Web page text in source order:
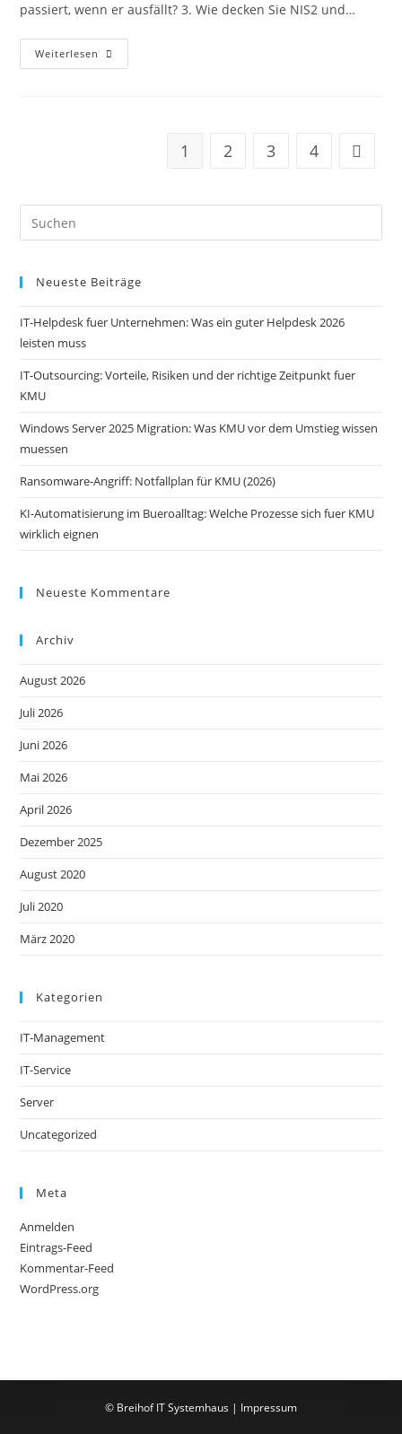
passiert, wenn er ausfällt? 3. Wie decken Sie NIS2 und…
Weiterlesen
1 2 3 4
Neueste Beiträge
IT-Helpdesk fuer Unternehmen: Was ein guter Helpdesk 2026
leisten muss
IT-Outsourcing: Vorteile, Risiken und der richtige Zeitpunkt fuer
KMU
Windows Server 2025 Migration: Was KMU vor dem Umstieg wissen
muessen
Ransomware-Angriff: Notfallplan für KMU (2026)
KI-Automatisierung im Bueroalltag: Welche Prozesse sich fuer KMU
wirklich eignen
Neueste Kommentare
Archiv
August 2026
Juli 2026
Juni 2026
Mai 2026
April 2026
Dezember 2025
August 2020
Juli 2020
März 2020
Kategorien
IT-Management
IT-Service
Server
Uncategorized
Meta
Anmelden
Eintrags-Feed
Kommentar-Feed
WordPress.org
© Breihof IT Systemhaus | Impressum